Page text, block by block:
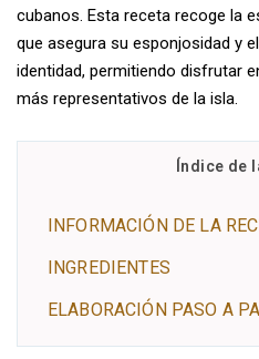
cubanos. Esta receta recoge la
que asegura su esponjosidad y
identidad, permitiendo disfrutar
más representativos de la isla.
Índice de
INFORMACIÓN DE LA
INGREDIENTES
ELABORACIÓN PASO A